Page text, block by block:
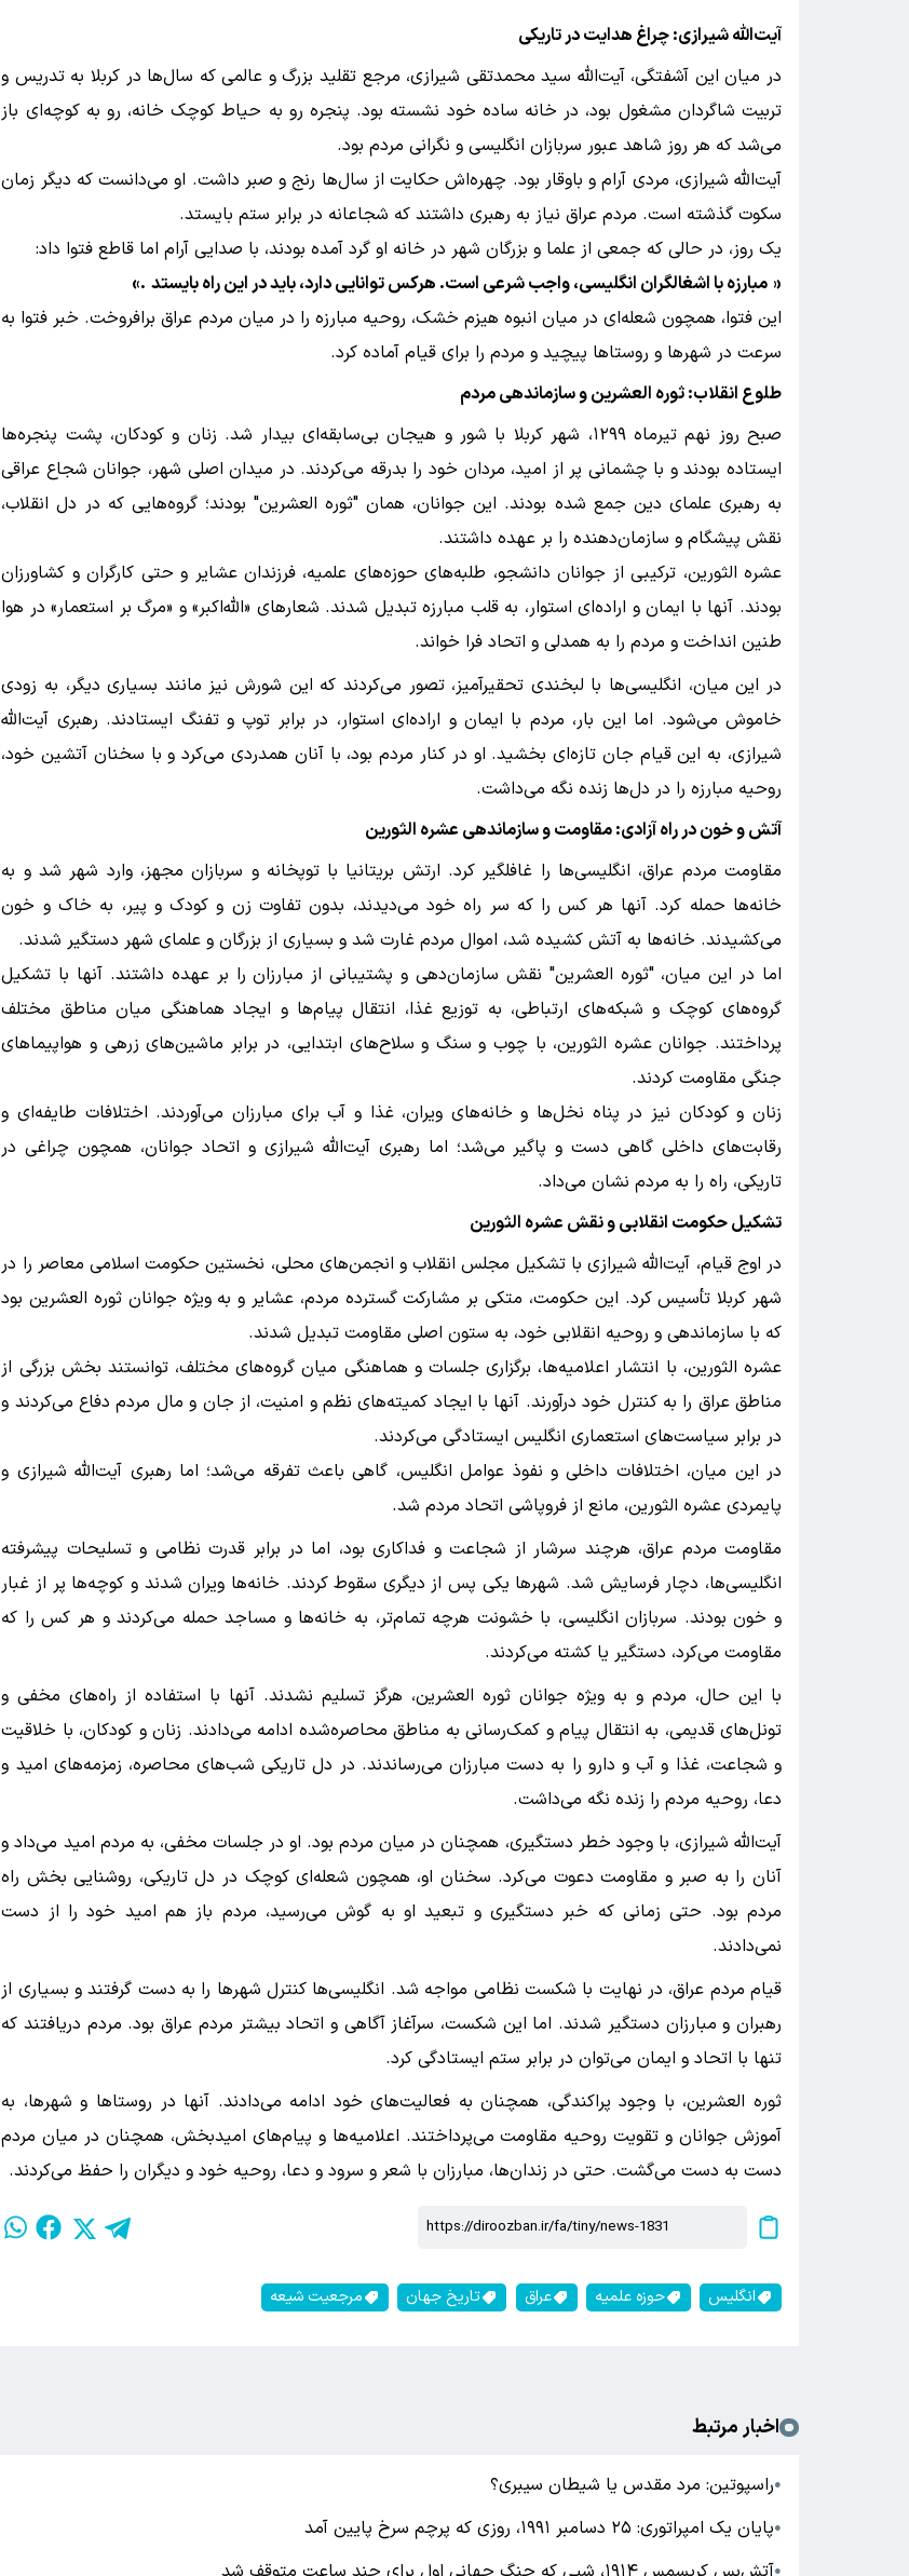
آیت‌الله شیرازی: چراغ هدایت در تاریکی
در میان این آشفتگی، آیت‌الله سید محمدتقی شیرازی، مرجع تقلید بزرگ و عالمی که سال‌ها در کربلا به تدریس و
تربیت شاگردان مشغول بود، در خانه ساده خود نشسته بود. پنجره رو به حیاط کوچک خانه، رو به کوچه‌ای باز
می‌شد که هر روز شاهد عبور سربازان انگلیسی و نگرانی مردم بود.
آیت‌الله شیرازی، مردی آرام و باوقار بود. چهره‌اش حکایت از سال‌ها رنج و صبر داشت. او می‌دانست که دیگر زمان
سکوت گذشته است. مردم عراق نیاز به رهبری داشتند که شجاعانه در برابر ستم بایستد.
یک روز، در حالی که جمعی از علما و بزرگان شهر در خانه او گرد آمده بودند، با صدایی آرام اما قاطع فتوا داد:
« مبارزه با اشغالگران انگلیسی، واجب شرعی است. هرکس توانایی دارد، باید در این راه بایستد .»
این فتوا، همچون شعله‌ای در میان انبوه هیزم خشک، روحیه مبارزه را در میان مردم عراق برافروخت. خبر فتوا به
سرعت در شهرها و روستاها پیچید و مردم را برای قیام آماده کرد.
طلوع انقلاب:ثوره العشرینو سازماندهی مردم
صبح روز نهم تیرماه ۱۲۹۹، شهر کربلا با شور و هیجان بی‌سابقه‌ای بیدار شد. زنان و کودکان، پشت پنجره‌ها
ایستاده بودند و با چشمانی پر از امید، مردان خود را بدرقه می‌کردند. در میدان اصلی شهر، جوانان شجاع عراقی
به رهبری علمای دین جمع شده بودند. این جوانان، همان "ثوره العشرین" بودند؛ گروه‌هایی که در دل انقلاب،
نقش پیشگام و سازمان‌دهنده را بر عهده داشتند.
عشره الثورین، ترکیبی از جوانان دانشجو، طلبه‌های حوزه‌های علمیه، فرزندان عشایر و حتی کارگران و کشاورزان
بودند. آنها با ایمان و اراده‌ای استوار، به قلب مبارزه تبدیل شدند. شعارهای «الله‌اکبر» و «مرگ بر استعمار» در هوا
طنین انداخت و مردم را به همدلی و اتحاد فرا خواند.
در این میان، انگلیسی‌ها با لبخندی تحقیرآمیز، تصور می‌کردند که این شورش نیز مانند بسیاری دیگر، به زودی
خاموش می‌شود. اما این بار، مردم با ایمان و اراده‌ای استوار، در برابر توپ و تفنگ ایستادند. رهبری آیت‌الله
شیرازی، به این قیام جان تازه‌ای بخشید. او در کنار مردم بود، با آنان همدردی می‌کرد و با سخنان آتشین خود،
روحیه مبارزه را در دل‌ها زنده نگه می‌داشت.
آتش و خون در راه آزادی: مقاومت و سازماندهی عشره الثورین
مقاومت مردم عراق، انگلیسی‌ها را غافلگیر کرد. ارتش بریتانیا با توپخانه و سربازان مجهز، وارد شهر شد و به
خانه‌ها حمله کرد. آنها هر کس را که سر راه خود می‌دیدند، بدون تفاوت زن و کودک و پیر، به خاک و خون
می‌کشیدند. خانه‌ها به آتش کشیده شد، اموال مردم غارت شد و بسیاری از بزرگان و علمای شهر دستگیر شدند.
اما در این میان، "ثوره العشرین" نقش سازمان‌دهی و پشتیبانی از مبارزان را بر عهده داشتند. آنها با تشکیل
گروه‌های کوچک و شبکه‌های ارتباطی، به توزیع غذا، انتقال پیام‌ها و ایجاد هماهنگی میان مناطق مختلف
پرداختند. جوانان عشره الثورین، با چوب و سنگ و سلاح‌های ابتدایی، در برابر ماشین‌های زرهی و هواپیماهای
جنگی مقاومت کردند.
زنان و کودکان نیز در پناه نخل‌ها و خانه‌های ویران، غذا و آب برای مبارزان می‌آوردند. اختلافات طایفه‌ای و
رقابت‌های داخلی گاهی دست و پاگیر می‌شد؛ اما رهبری آیت‌الله شیرازی و اتحاد جوانان، همچون چراغی در
تاریکی، راه را به مردم نشان می‌داد.
تشکیل حکومت انقلابی و نقش عشره الثورین
در اوج قیام، آیت‌الله شیرازی با تشکیل مجلس انقلاب و انجمن‌های محلی، نخستین حکومت اسلامی معاصر را در
شهر کربلا تأسیس کرد. این حکومت، متکی بر مشارکت گسترده مردم، عشایر و به ویژه جوانان ثوره العشرین بود
که با سازماندهی و روحیه انقلابی خود، به ستون اصلی مقاومت تبدیل شدند.
عشره الثورین، با انتشار اعلامیه‌ها، برگزاری جلسات و هماهنگی میان گروه‌های مختلف، توانستند بخش بزرگی از
مناطق عراق را به کنترل خود درآورند. آنها با ایجاد کمیته‌های نظم و امنیت، از جان و مال مردم دفاع می‌کردند و
در برابر سیاست‌های استعماری انگلیس ایستادگی می‌کردند.
در این میان، اختلافات داخلی و نفوذ عوامل انگلیس، گاهی باعث تفرقه می‌شد؛ اما رهبری آیت‌الله شیرازی و
پایمردی عشره الثورین، مانع از فروپاشی اتحاد مردم شد.
مقاومت مردم عراق، هرچند سرشار از شجاعت و فداکاری بود، اما در برابر قدرت نظامی و تسلیحات پیشرفته
انگلیسی‌ها، دچار فرسایش شد. شهرها یکی پس از دیگری سقوط کردند. خانه‌ها ویران شدند و کوچه‌ها پر از غبار
و خون بودند. سربازان انگلیسی، با خشونت هرچه تمام‌تر، به خانه‌ها و مساجد حمله می‌کردند و هر کس را که
مقاومت می‌کرد، دستگیر یا کشته می‌کردند.
با این حال، مردم و به ویژه جوانان ثوره العشرین، هرگز تسلیم نشدند. آنها با استفاده از راه‌های مخفی و
تونل‌های قدیمی، به انتقال پیام و کمک‌رسانی به مناطق محاصره‌شده ادامه می‌دادند. زنان و کودکان، با خلاقیت
و شجاعت، غذا و آب و دارو را به دست مبارزان می‌رساندند. در دل تاریکی شب‌های محاصره، زمزمه‌های امید و
دعا، روحیه مردم را زنده نگه می‌داشت.
آیت‌الله شیرازی، با وجود خطر دستگیری، همچنان در میان مردم بود. او در جلسات مخفی، به مردم امید می‌داد و
آنان را به صبر و مقاومت دعوت می‌کرد. سخنان او، همچون شعله‌ای کوچک در دل تاریکی، روشنایی بخش راه
مردم بود. حتی زمانی که خبر دستگیری و تبعید او به گوش می‌رسید، مردم باز هم امید خود را از دست
نمی‌دادند.
قیام مردم عراق، در نهایت با شکست نظامی مواجه شد. انگلیسی‌ها کنترل شهرها را به دست گرفتند و بسیاری از
رهبران و مبارزان دستگیر شدند. اما این شکست، سرآغاز آگاهی و اتحاد بیشتر مردم عراق بود. مردم دریافتند که
تنها با اتحاد و ایمان می‌توان در برابر ستم ایستادگی کرد.
ثوره العشرین، با وجود پراکندگی، همچنان به فعالیت‌های خود ادامه می‌دادند. آنها در روستاها و شهرها، به
آموزش جوانان و تقویت روحیه مقاومت می‌پرداختند. اعلامیه‌ها و پیام‌های امیدبخش، همچنان در میان مردم
دست به دست می‌گشت. حتی در زندان‌ها، مبارزان با شعر و سرود و دعا، روحیه خود و دیگران را حفظ می‌کردند.
انگلیس حوزه علمیه عراق تاریخ جهان مرجعیت شیعه
اخبار مرتبط
●راسپوتین: مرد مقدس یا شیطان سیبری؟
●پایان یک امپراتوری: ۲۵ دسامبر ۱۹۹۱، روزی که پرچم سرخ پایین آمد
●